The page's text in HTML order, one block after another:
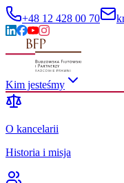
+48 12 428 00 70
Kim jesteśmy
O kancelarii
Historia i misja